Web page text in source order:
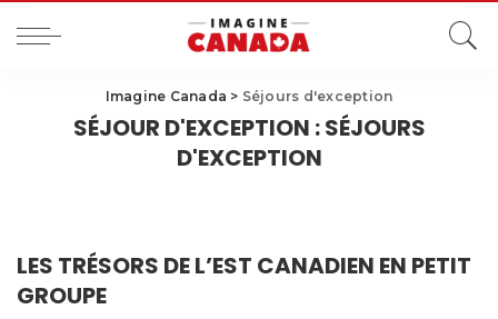
Imagine Canada > Séjours d'exception
SÉJOUR D'EXCEPTION :SÉJOURS
D'EXCEPTION
LES TRÉSORS DE L’EST CANADIEN EN PETIT
GROUPE